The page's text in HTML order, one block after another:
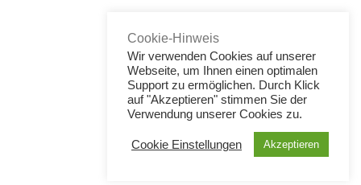
Cookie-Hinweis
Wir verwenden Cookies auf unserer
Webseite, um Ihnen einen optimalen
Support zu ermöglichen. Durch Klick
auf "Akzeptieren" stimmen Sie der
Verwendung unserer Cookies zu.
Cookie Einstellungen Akzeptieren